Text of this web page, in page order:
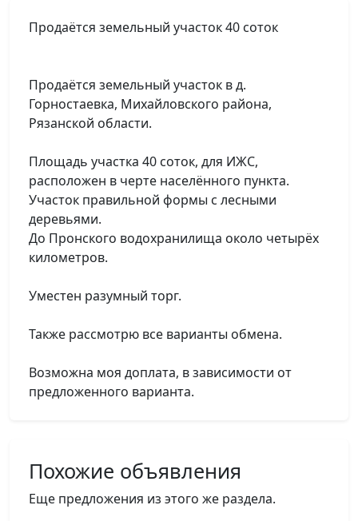
Продаётся земельный участок 40 соток
Продаётся земельный участок в д.
Горностаевка, Михайловского района,
Рязанской области.
Площадь участка 40 соток, для ИЖС,
расположен в черте населённого пункта.
Участок правильной формы с лесными
деревьями.
До Пронского водохранилища около четырёх
километров.
Уместен разумный торг.
Также рассмотрю все варианты обмена.
Возможна моя доплата, в зависимости от
предложенного варианта.
Похожие объявления
Еще предложения из этого же раздела.